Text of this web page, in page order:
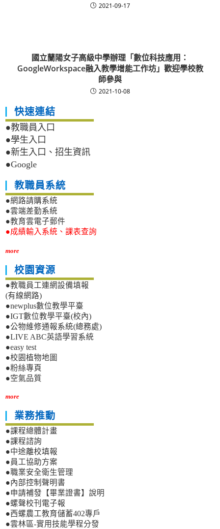
2021-09-17
國立蘭陽女子高級中學辦理「數位科技應用：
GoogleWorkspace融入教學增能工作坊」歡迎學校教
師參與
2021-10-08
快速連結
●教職員入口
●學生入口
●新生入口、招生資訊
●Google
教職員系統
●網路請購系統
●雲端差勤系統
●教育雲電子郵件
●成績輸入系統、課表查詢
more
校園資源
●教職員工連網設備填報
(有線網路)
●newplus數位教學平臺
●IGT數位教學平臺(校內)
●公物維修通報系統(總務處)
●LIVE ABC英語學習系統
●easy test
●校園植物地圖
●粉絲專頁
●空氣品質
more
業務推動
●課程總體計畫
●課程諮詢
●中途離校填報
●員工協助方案
●職業安全衛生管理
●內部控制聲明書
●申請補發【畢業證書】說明
●螺聲校刊電子報
●西螺農工教育儲蓄402專戶
●雲林區-實用技能學程分發